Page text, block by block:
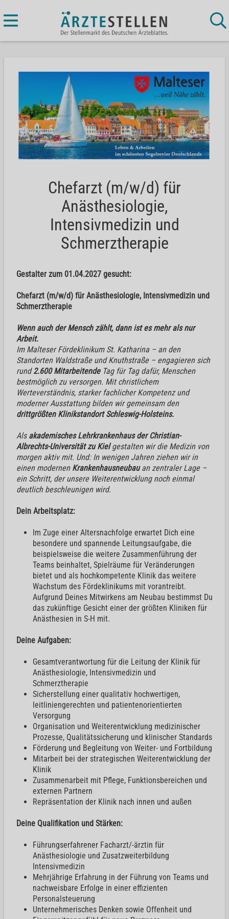
Chefarzt (m/w/d) für
Anästhesiologie,
Intensivmedizin und
Schmerztherapie
Gestalter zum 01.04.2027 gesucht:
Chefarzt (m/w/d) für Anästhesiologie, Intensivmedizin und
Schmerztherapie
Wenn auch der Mensch zählt, dann ist es mehr als nur
Arbeit.
Im Malteser Fördeklinikum St. Katharina – an den
Standorten Waldstraße und Knuthstraße – engagieren sich
rund2.600 MitarbeitendeTag für Tag dafür, Menschen
bestmöglich zu versorgen. Mit christlichem
Werteverständnis, starker fachlicher Kompetenz und
moderner Ausstattung bilden wir gemeinsam den
drittgrößten Klinikstandort Schleswig-Holsteins.
Als akademisches Lehrkrankenhaus der Christian-
Albrechts-Universität zu Kielgestalten wir die Medizin von
morgen aktiv mit. Und: In wenigen Jahren ziehen wir in
einen modernen Krankenhausneubauan zentraler Lage –
ein Schritt, der unsere Weiterentwicklung noch einmal
deutlich beschleunigen wird.
Dein Arbeitsplatz:
Im Zuge einer Altersnachfolge erwartet Dich eine
besondere und spannende Leitungsaufgabe, die
beispielsweise die weitere Zusammenführung der
Teams beinhaltet, Spielräume für Veränderungen
bietet und als hochkompetente Klinik das weitere
Wachstum des Fördeklinikums mit vorantreibt.
Aufgrund Deines Mitwirkens am Neubau bestimmst Du
das zukünftige Gesicht einer der größten Kliniken für
Anästhesien in S-H mit.
Deine Aufgaben:
Gesamtverantwortung für die Leitung der Klinik für
Anästhesiologie, Intensivmedizin und
Schmerztherapie
Sicherstellung einer qualitativ hochwertigen,
leitliniengerechten und patientenorientierten
Versorgung
Organisation und Weiterentwicklung medizinischer
Prozesse, Qualitätssicherung und klinischer Standards
Förderung und Begleitung von Weiter- und Fortbildung
Mitarbeit bei der strategischen Weiterentwicklung der
Klinik
Zusammenarbeit mit Pflege, Funktionsbereichen und
externen Partnern
Repräsentation der Klinik nach innen und außen
Deine Qualifikation und Stärken:
Führungserfahrener Facharzt/-ärztin für
Anästhesiologie und Zusatzweiterbildung
Intensivmedizin
Mehrjährige Erfahrung in der Führung von Teams und
nachweisbare Erfolge in einer effizienten
Personalsteuerung
Unternehmerisches Denken sowie Offenheit und